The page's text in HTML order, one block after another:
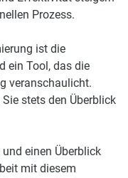
Prozess.
ist die
ein Tool, das die
veranschaulicht.
stets den Überblick
einen Überblick
mit diesem